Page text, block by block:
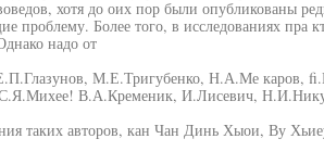
хотя до оих пор были опубликованы
проблему. Более того, в исследованиях пра
надо от
М.Е.Тригубенко, Н.А.Ме каров,
В.А.Кременик, И.Лисевич,
таких авторов, кан Чан Динь Хыои, Ву